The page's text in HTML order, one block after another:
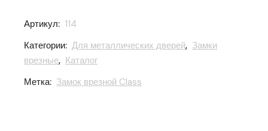
Артикул: 114
Категории: Для металлических дверей, Замки
врезные, Каталог
Метка: Замок врезной Class